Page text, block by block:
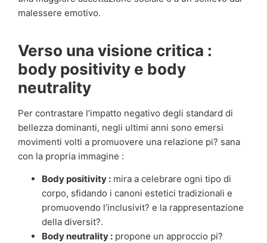
malessere emotivo.
Verso una visione critica :
body positivity e body
neutrality
Per contrastare l’impatto negativo degli standard di
bellezza dominanti, negli ultimi anni sono emersi
movimenti volti a promuovere una relazione pi? sana
con la propria immagine :
Body positivity : mira a celebrare ogni tipo di
corpo, sfidando i canoni estetici tradizionali e
promuovendo l’inclusivit? e la rappresentazione
della diversit?.
Body neutrality : propone un approccio pi?